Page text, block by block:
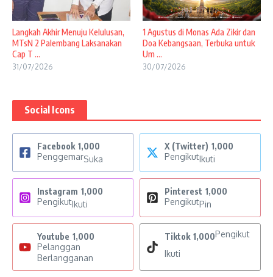
Langkah Akhir Menuju Kelulusan,
MTsN 2 Palembang Laksanakan
Cap T ...
31/07/2026
1 Agustus di Monas Ada Zikir dan
Doa Kebangsaan, Terbuka untuk
Um ...
30/07/2026
Social Icons
Facebook 1,000
PenggemarSuka
X (Twitter) 1,000
PengikutIkuti
Instagram 1,000
PengikutIkuti
Pinterest 1,000
PengikutPin
Youtube 1,000
Pelanggan
Berlangganan
Tiktok 1,000Pengikut
Ikuti